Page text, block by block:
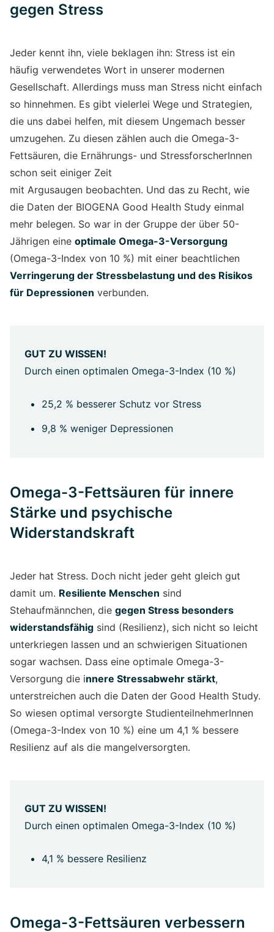
gegen Stress
Jeder kennt ihn, viele beklagen ihn: Stress ist ein
häufig verwendetes Wort in unserer modernen
Gesellschaft. Allerdings muss man Stress nicht einfach
so hinnehmen. Es gibt vielerlei Wege und Strategien,
die uns dabei helfen, mit diesem Ungemach besser
umzugehen. Zu diesen zählen auch die Omega-3-
Fettsäuren, die Ernährungs- und StressforscherInnen
schon seit einiger Zeit
mit Argusaugen beobachten. Und das zu Recht, wie
die Daten der BIOGENA Good Health Study einmal
mehr belegen. So war in der Gruppe der über 50-
Jährigen eine optimale Omega-3-Versorgung
(Omega-3-Index von 10 %) mit einer beachtlichen
Verringerung der Stressbelastung und des Risikos
für Depressionen verbunden.
GUT ZU WISSEN!
Durch einen optimalen Omega-3-Index (10 %)
25,2 % besserer Schutz vor Stress
9,8 % weniger Depressionen
Omega-3-Fettsäuren für innere
Stärke und psychische
Widerstandskraft
Jeder hat Stress. Doch nicht jeder geht gleich gut
damit um. Resiliente Menschen sind
Stehaufmännchen, die gegen Stress besonders
widerstandsfähig sind (Resilienz), sich nicht so leicht
unterkriegen lassen und an schwierigen Situationen
sogar wachsen. Dass eine optimale Omega-3-
Versorgung die innere Stressabwehr stärkt,
unterstreichen auch die Daten der Good Health Study.
So wiesen optimal versorgte StudienteilnehmerInnen
(Omega-3-Index von 10 %) eine um 4,1 % bessere
Resilienz auf als die mangelversorgten.
GUT ZU WISSEN!
Durch einen optimalen Omega-3-Index (10 %)
4,1 % bessere Resilienz
Omega-3-Fettsäuren verbessern